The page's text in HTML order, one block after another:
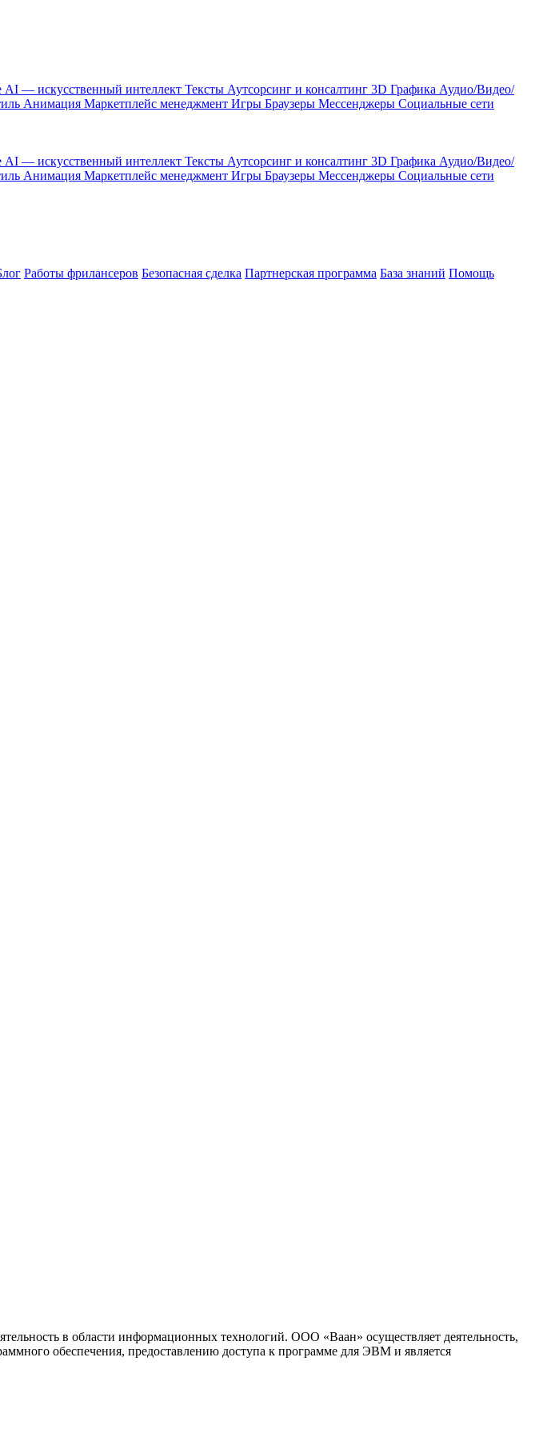
AI — искусственный интеллект Тексты Аутсорсинг и консалтинг 3D Графика Аудио/Видео/
Анимация Маркетплейс менеджмент Игры Браузеры Мессенджеры Социальные сети
AI — искусственный интеллект Тексты Аутсорсинг и консалтинг 3D Графика Аудио/Видео/
Анимация Маркетплейс менеджмент Игры Браузеры Мессенджеры Социальные сети
Работы фрилансеров Безопасная сделка Партнерская программа База знаний Помощь
в области информационных технологий. ООО «Ваан» осуществляет деятельность,
обеспечения, предоставлению доступа к программе для ЭВМ и является